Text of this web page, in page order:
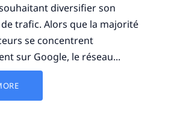
diversifier son
trafic. Alors que la majorité
se concentrent
sur Google, le réseau...